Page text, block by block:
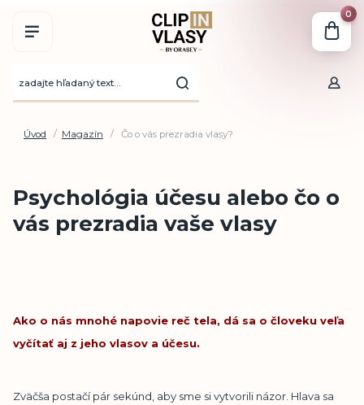
0
Úvod Magazín Čo o vás prezradia vlasy?
Psychológia účesu alebo čo o
vás prezradia vaše vlasy
Ako o nás mnohé napovie reč tela, dá sa o človeku veľa
vyčítať aj z jeho vlasov a účesu.
Zväčša postačí pár sekúnd, aby sme si vytvorili názor. Hlava sa